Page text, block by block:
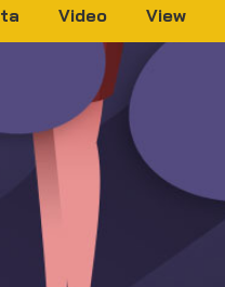
Video View